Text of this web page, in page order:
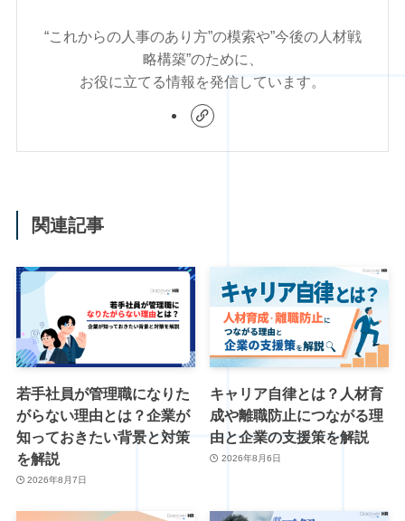
“これからの人事のあり方”の模索や”今後の人材戦
略構築”のために、
お役に立てる情報を発信しています。
関連記事
若手社員が管理職になりた
がらない理由とは？企業が
知っておきたい背景と対策
を解説
2026年8月7日
キャリア自律とは？人材育
成や離職防止につながる理
由と企業の支援策を解説
2026年8月6日